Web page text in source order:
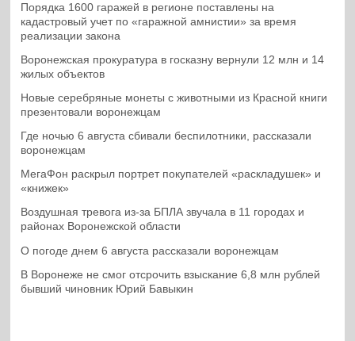
Порядка 1600 гаражей в регионе поставлены на
кадастровый учет по «гаражной амнистии» за время
реализации закона
Воронежская прокуратура в госказну вернули 12 млн и 14
жилых объектов
Новые серебряные монеты с животными из Красной книги
презентовали воронежцам
Где ночью 6 августа сбивали беспилотники, рассказали
воронежцам
МегаФон раскрыл портрет покупателей «раскладушек» и
«книжек»
Воздушная тревога из-за БПЛА звучала в 11 городах и
районах Воронежской области
О погоде днем 6 августа рассказали воронежцам
В Воронеже не смог отсрочить взыскание 6,8 млн рублей
бывший чиновник Юрий Бавыкин